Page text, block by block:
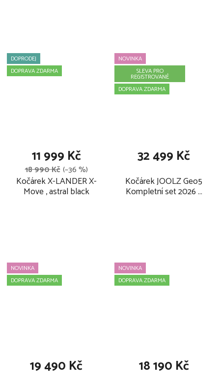
DOPRODEJ
DOPRAVA ZDARMA
Kočárek X-LANDER X-
Move , astral black
11 999 Kč
18 990 Kč (–36 %)
NOVINKA
SLEVA PRO
REGISTROVANÉ
DOPRAVA ZDARMA
Kočárek JOOLZ Geo5
Kompletní set 2026 +
32 499 Kč
NOVINKA
DOPRAVA ZDARMA
19 490 Kč
NOVINKA
DOPRAVA ZDARMA
18 190 Kč